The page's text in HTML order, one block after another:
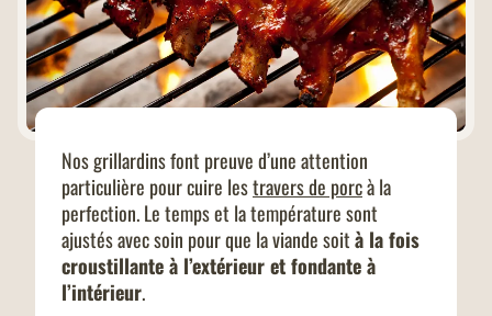
Nos grillardins font preuve d’une attention
particulière pour cuire lestravers de porcà la
perfection. Le temps et la température sont
ajustés avec soin pour que la viande soità la fois
croustillante à l’extérieur et fondante à
l’intérieur.